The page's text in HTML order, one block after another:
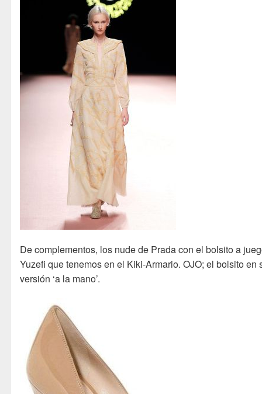
De complementos, los nude de Prada con el bolsito a
Yuzefi que tenemos en el Kiki-Armario. OJO; el bolsito en
versión ‘a la mano’.